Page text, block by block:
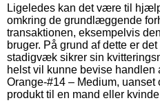
Ligeledes kan det være til
omkring de grundlæggende
transaktionen, eksempelvis
bruger. På grund af dette er
stadigvæk sikrer sin
helst vil kunne bevise handlen
Orange-#14 – Medium, uanset
produkt til en mand eller